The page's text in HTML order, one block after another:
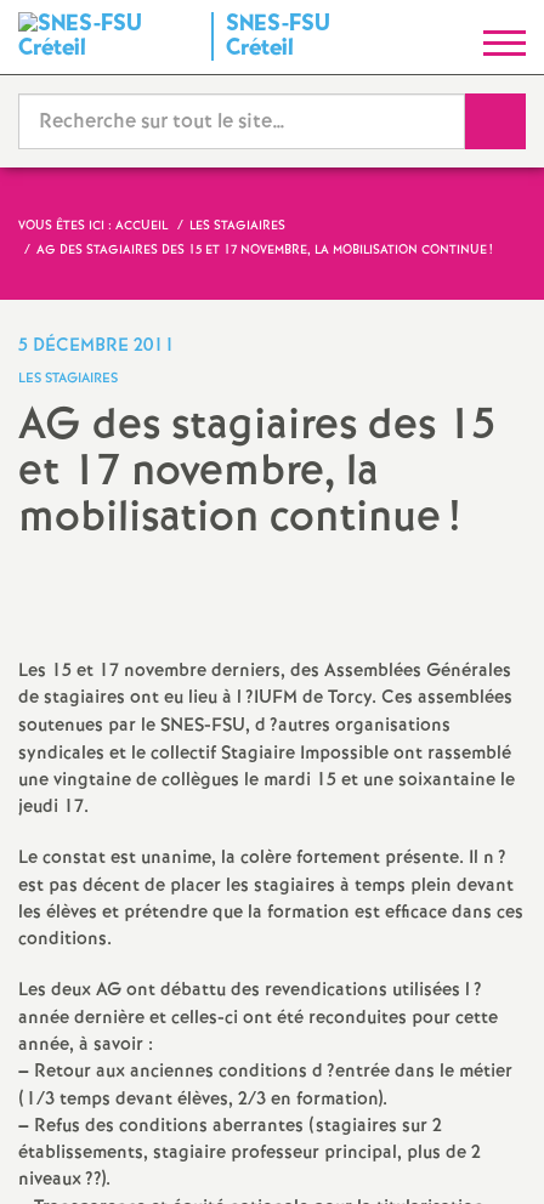
SNES-FSU
Créteil
y
n
d
i
a
N
t
i
o
n
a
l
d
e
s
VOUS ÊTES ICI : ACCUEIL
LES STAGIAIRES
AG DES STAGIAIRES DES 15 ET 17 NOVEMBRE, LA MOBILISATION CONTINUE!
5 DÉCEMBRE 2011
LES STAGIAIRES
AG des stagiaires des 15
et 17 novembre, la
mobilisation continue!
Les 15 et 17 novembre derniers, des Assemblées Générales
de stagiaires ont eu lieu à l?IUFM de Torcy. Ces assemblées
soutenues par leSNES-FSU, d?autres organisations
syndicales et le collectif Stagiaire Impossible ont rassemblé
une vingtaine de collègues le mardi 15 et une soixantaine le
jeudi 17.
Le constat est unanime, la colère fortement présente. Il n?
est pas décent de placer les stagiaires à temps plein devant
les élèves et prétendre que la formation est efficace dans ces
conditions.
Les deuxAGont débattu des revendications utilisées l?
année dernière et celles-ci ont été reconduites pour cette
année, à savoir :
– Retour aux anciennes conditions d?entrée dans le métier
(1/3 temps devant élèves, 2/3 en formation).
– Refus des conditions aberrantes (stagiaires sur 2
établissements, stagiaire professeur principal, plus de 2
niveaux??).